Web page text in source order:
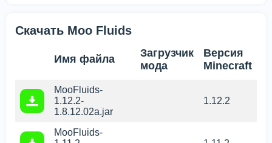
Скачать Moo Fluids
Имя файла
Загрузчик
мода
Версия
Minecraft
MooFluids-
1.12.2-
1.8.12.02a.jar
1.12.2
MooFluids-